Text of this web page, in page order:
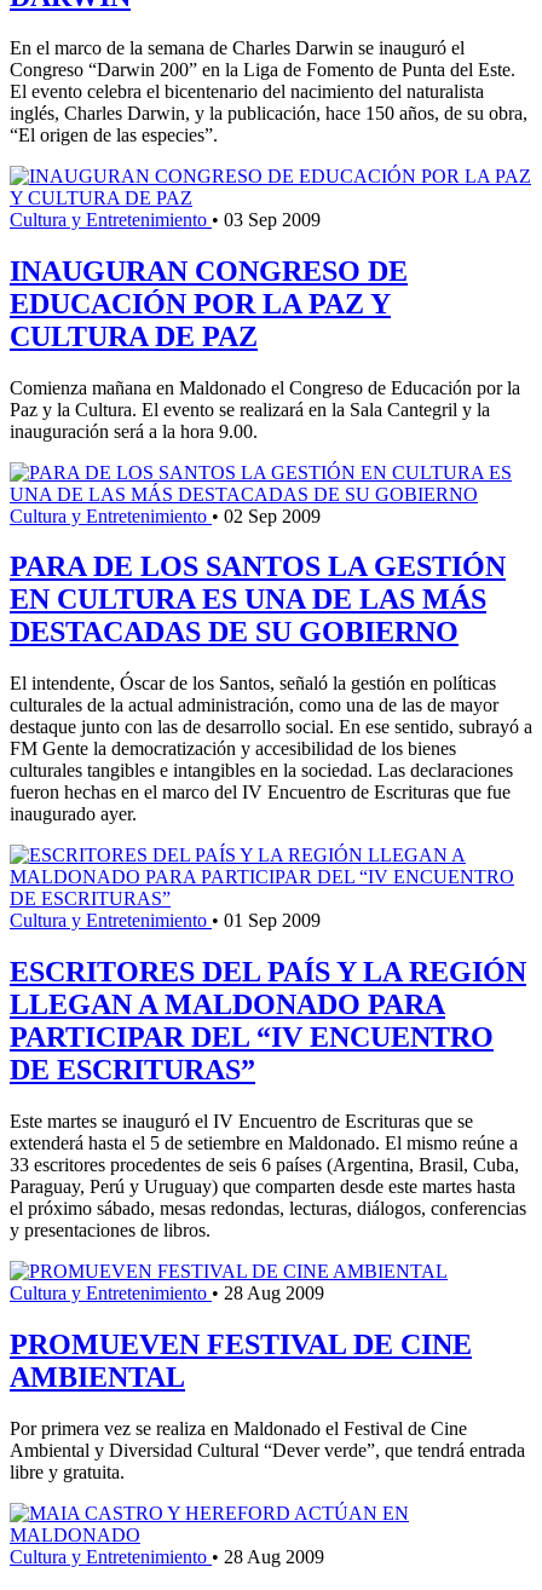
En el marco de la semana de Charles Darwin se inauguró el
Congreso “Darwin 200” en la Liga de Fomento de Punta del Este.
El evento celebra el bicentenario del nacimiento del naturalista
inglés, Charles Darwin, y la publicación, hace 150 años, de su obra,
“El origen de las especies”.
Cultura y Entretenimiento • 03 Sep 2009
INAUGURAN CONGRESO DE
EDUCACIÓN POR LA PAZ Y
CULTURA DE PAZ
Comienza mañana en Maldonado el Congreso de Educación por la
Paz y la Cultura. El evento se realizará en la Sala Cantegril y la
inauguración será a la hora 9.00.
Cultura y Entretenimiento • 02 Sep 2009
PARA DE LOS SANTOS LA GESTIÓN
EN CULTURA ES UNA DE LAS MÁS
DESTACADAS DE SU GOBIERNO
El intendente, Óscar de los Santos, señaló la gestión en políticas
culturales de la actual administración, como una de las de mayor
destaque junto con las de desarrollo social. En ese sentido, subrayó a
FM Gente la democratización y accesibilidad de los bienes
culturales tangibles e intangibles en la sociedad. Las declaraciones
fueron hechas en el marco del IV Encuentro de Escrituras que fue
inaugurado ayer.
Cultura y Entretenimiento • 01 Sep 2009
ESCRITORES DEL PAÍS Y LA REGIÓN
LLEGAN A MALDONADO PARA
PARTICIPAR DEL “IV ENCUENTRO
DE ESCRITURAS”
Este martes se inauguró el IV Encuentro de Escrituras que se
extenderá hasta el 5 de setiembre en Maldonado. El mismo reúne a
33 escritores procedentes de seis 6 países (Argentina, Brasil, Cuba,
Paraguay, Perú y Uruguay) que comparten desde este martes hasta
el próximo sábado, mesas redondas, lecturas, diálogos, conferencias
y presentaciones de libros.
Cultura y Entretenimiento • 28 Aug 2009
PROMUEVEN FESTIVAL DE CINE
AMBIENTAL
Por primera vez se realiza en Maldonado el Festival de Cine
Ambiental y Diversidad Cultural “Dever verde”, que tendrá entrada
libre y gratuita.
Cultura y Entretenimiento • 28 Aug 2009